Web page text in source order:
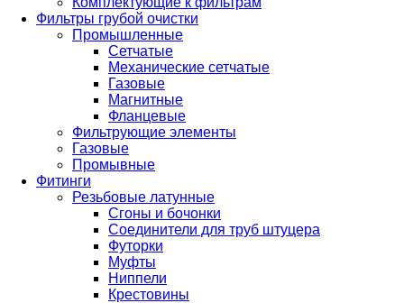
Фильтры грубой очистки
Промышленные
Сетчатые
Механические сетчатые
Газовые
Магнитные
Фланцевые
Фильтрующие элементы
Газовые
Промывные
Фитинги
Резьбовые латунные
Сгоны и бочонки
Соединители для труб штуцера
Футорки
Муфты
Ниппели
Крестовины